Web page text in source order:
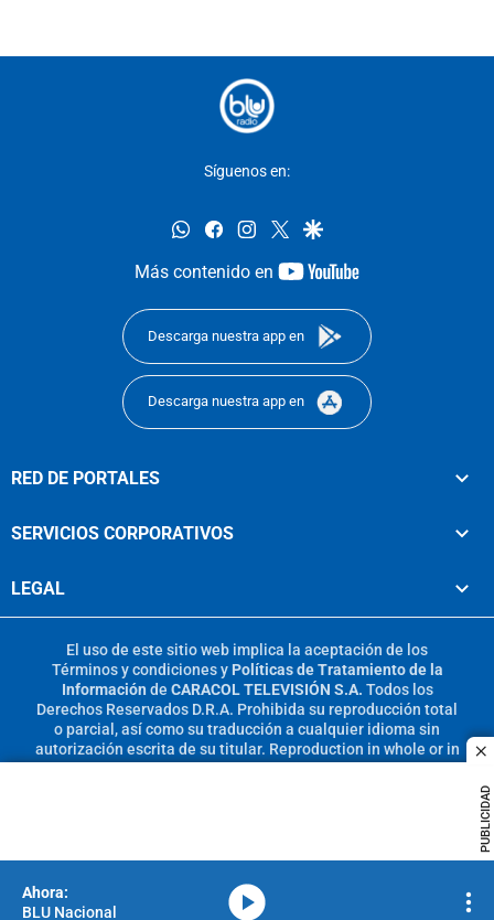
PUBLICIDAD
Síguenos en:
whatsappfacebookinstagram
twittergoogle
Más contenido en
youtube-
Descarga nuestra app en
Descarga nuestra app en
RED DE PORTALES
SERVICIOS CORPORATIVOS
LEGAL
El uso de este sitio web implica la aceptación de los
Términos y condicionesy Políticas de Tratamiento de la
Información de CARACOL TELEVISIÓN S.A. Todos los
Derechos Reservados D.R.A. Prohibida su reproducción total
o parcial, así como su traducción a cualquier idioma sin
autorización escrita de su titular. Reproduction in whole or in
BLU Nacional